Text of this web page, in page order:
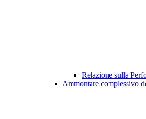
Relazione sulla
Ammontare complessivo